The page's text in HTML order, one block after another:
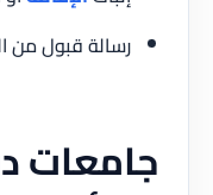
رسالة قبول من
جامعات